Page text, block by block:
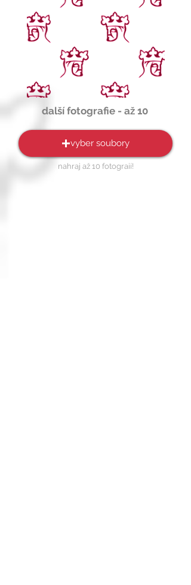
další fotografie - až 10
vyber soubory
nahraj až 10 fotograií!